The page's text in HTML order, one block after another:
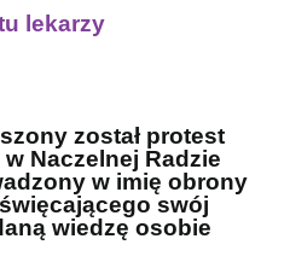
lekarzy
został protest
Naczelnej Radzie
w imię obrony
swój
wiedzę osobie